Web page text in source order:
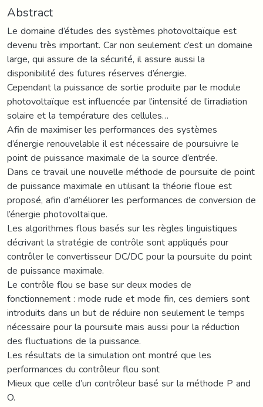
Abstract
Le domaine d’études des systèmes photovoltaïque est
devenu très important. Car non seulement c’est un domaine
large, qui assure de la sécurité, il assure aussi la
disponibilité des futures réserves d’énergie.
Cependant la puissance de sortie produite par le module
photovoltaïque est influencée par l’intensité de l’irradiation
solaire et la température des cellules…
Afin de maximiser les performances des systèmes
d’énergie renouvelable il est nécessaire de poursuivre le
point de puissance maximale de la source d’entrée.
Dans ce travail une nouvelle méthode de poursuite de point
de puissance maximale en utilisant la théorie floue est
proposé, afin d’améliorer les performances de conversion de
l’énergie photovoltaïque.
Les algorithmes flous basés sur les règles linguistiques
décrivant la stratégie de contrôle sont appliqués pour
contrôler le convertisseur DC/DC pour la poursuite du point
de puissance maximale.
Le contrôle flou se base sur deux modes de
fonctionnement : mode rude et mode fin, ces derniers sont
introduits dans un but de réduire non seulement le temps
nécessaire pour la poursuite mais aussi pour la réduction
des fluctuations de la puissance.
Les résultats de la simulation ont montré que les
performances du contrôleur flou sont
Mieux que celle d’un contrôleur basé sur la méthode P and
O.